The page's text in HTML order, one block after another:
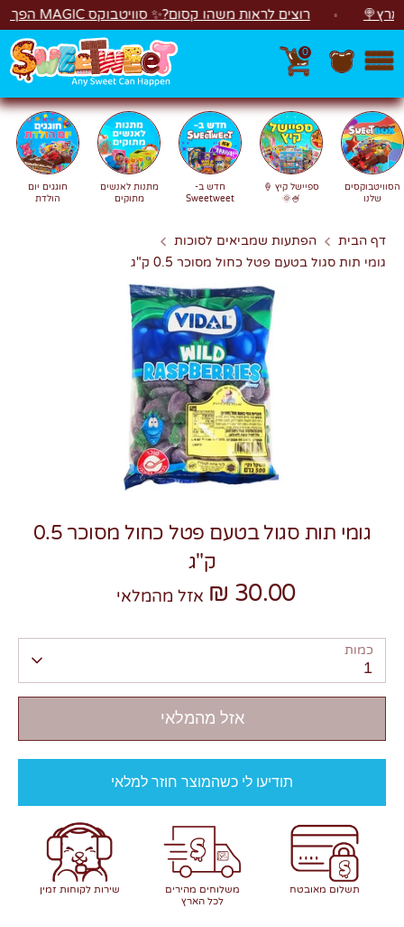
דלג רוצים לראות משהו קסום?✨ סוויטבוקס MAGIC הפך ל"מכונת משחקים"! 🎁🕹️
0
חפשחיפוש
הסוויטבוקסים
שלנו
ספיישל קיץ 🍦
🍧🌞
חדש ב-
Sweetweet
מתנות לאנשים
מתוקים
חוגגים יום
הולדת
דף הבית
הפתעות שמביאים לסוכות
גומי תות סגול בטעם פטל כחול מסוכר 0.5 ק"ג
גומי תות סגול בטעם פטל כחול מסוכר 0.5
ק"ג
30.00 ₪ אזל מהמלאי
כמות
1
אזל מהמלאי
תודיעו לי כשהמוצר חוזר למלאי
תשלום מאובטח
משלוחים מהירים
לכל הארץ
שירות לקוחות זמין